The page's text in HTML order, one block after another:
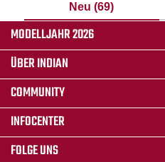
Neu (69)
MODELLJAHR 2026
ÜBER INDIAN
COMMUNITY
INFOCENTER
FOLGE UNS